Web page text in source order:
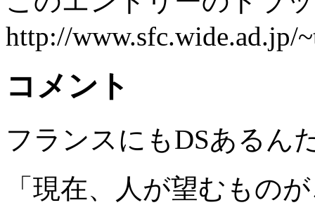
http://www.sfc.wide.ad.jp/
コメント
フランスにもDSあるん
「現在、人が望むもの